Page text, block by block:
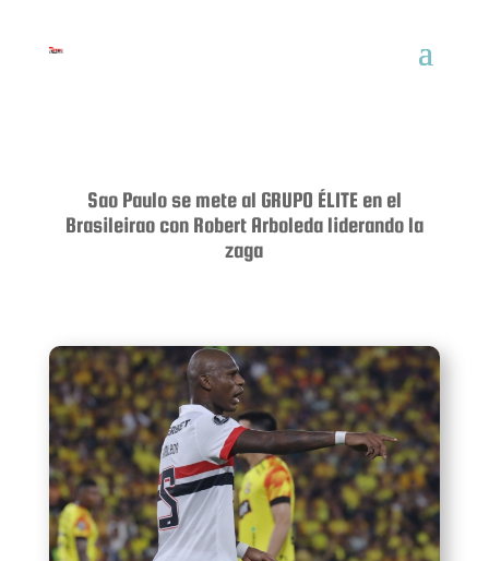
Sao Paulo se mete al GRUPO ÉLITE en el
Brasileirao con Robert Arboleda liderando la
zaga